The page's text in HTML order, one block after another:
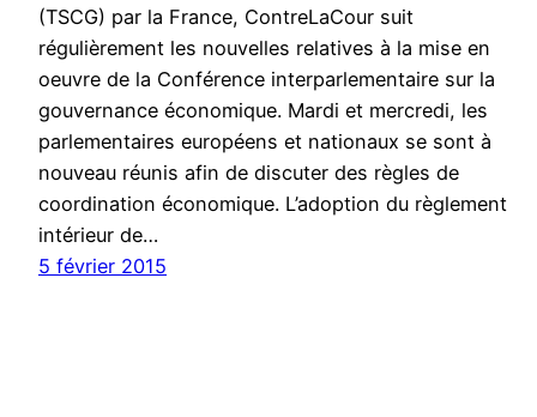
(TSCG) par la France, ContreLaCour suit
régulièrement les nouvelles relatives à la mise en
oeuvre de la Conférence interparlementaire sur la
gouvernance économique. Mardi et mercredi, les
parlementaires européens et nationaux se sont à
nouveau réunis afin de discuter des règles de
coordination économique. L’adoption du règlement
intérieur de…
5 février 2015